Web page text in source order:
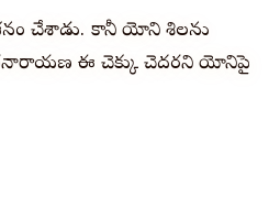
చేశాడు. కానీ యోని శిలను
ఈ చెక్కు చెదరని యోనిపై